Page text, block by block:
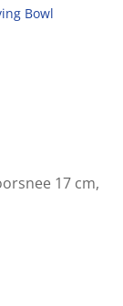
Bowl
17 cm,